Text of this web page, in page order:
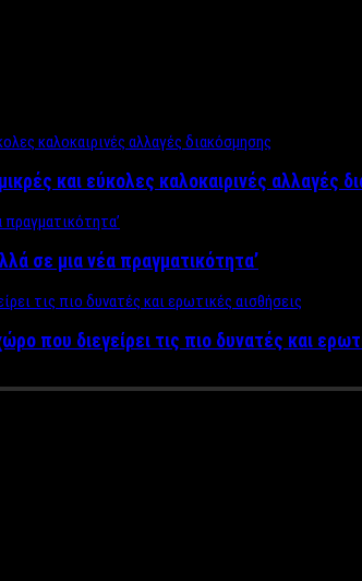
και εύκολες καλοκαιρινές αλλαγές
σε μια νέα πραγματικότητα’
που διεγείρει τις πιο δυνατές και